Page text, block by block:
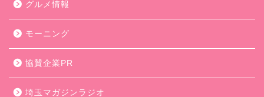
グルメ情報
モーニング
協賛企業PR
埼玉マガジンラジオ